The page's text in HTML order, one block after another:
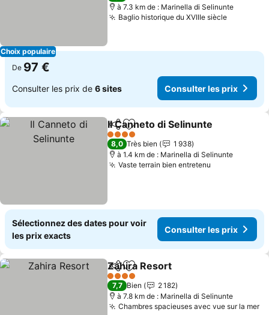
Choix populaire
à 7.3 km de : Marinella di Selinunte
Baglio historique du XVIIIe siècle
De 97 €
Consulter les prix de 6 sites Consulter les prix
PartagerAjouter à mes favoris
Il Canneto di Selinunte
4 Étoiles
8,0 Très bien
1 938
à 1.4 km de : Marinella di Selinunte
Vaste terrain bien entretenu
Sélectionnez des dates pour voir
les prix exacts
Consulter les prix
PartagerAjouter à mes favoris
Zahira Resort
4 Étoiles
7,7 Bien
2 182
à 7.8 km de : Marinella di Selinunte
Chambres spacieuses avec vue sur la mer